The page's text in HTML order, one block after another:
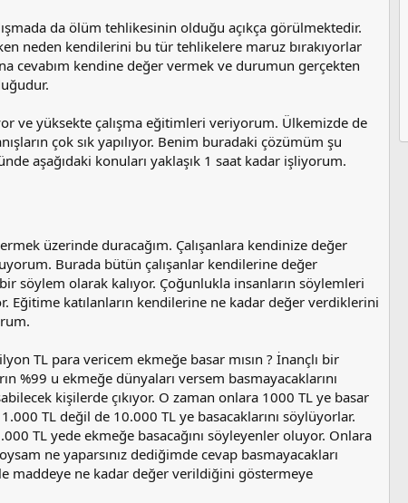
da ölüm tehlikesinin olduğu açıkça görülmektedir.
neden kendilerini bu tür tehlikelere maruz bırakıyorlar
cevabım kendine değer vermek ve durumun gerçekten
ve yüksekte çalışma eğitimleri veriyorum. Ülkemizde de
çok sık yapılıyor. Benim buradaki çözümüm şu
aşağıdaki konuları yaklaşık 1 saat kadar işliyorum.
üzerinde duracağım. Çalışanlara kendinize değer
Burada bütün çalışanlar kendilerine değer
söylem olarak kalıyor. Çoğunlukla insanların söylemleri
Eğitime katılanların kendilerine ne kadar değer verdiklerini
TL para vericem ekmeğe basar mısın ? İnançlı bir
%99 u ekmeğe dünyaları versem basmayacaklarını
kişilerde çıkıyor. O zaman onlara 1000 TL ye basar
TL değil de 10.000 TL ye basacaklarını söylüyorlar.
TL yede ekmeğe basacağını söyleyenler oluyor. Onlara
ne yaparsınız dediğimde cevap basmayacakları
maddeye ne kadar değer verildiğini göstermeye